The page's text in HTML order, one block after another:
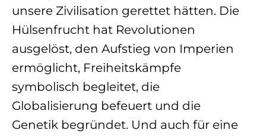
unsere Zivilisation gerettet hätten. Die
Hülsenfrucht hat Revolutionen
ausgelöst, den Aufstieg von Imperien
ermöglicht, Freiheitskämpfe
symbolisch begleitet, die
Globalisierung befeuert und die
Genetik begründet. Und auch für eine